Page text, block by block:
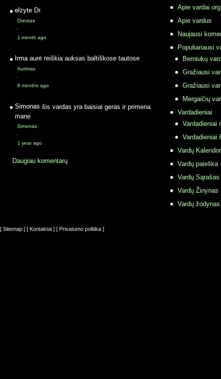
elzyte Dr.
Orestas
·
1 month ago
Irma aurė reiškia auksas baltiškose tautose
Aurimas
·
8 months ago
Simonas šis vardas yra baisiai geras ir primena
mane
Simonas
·
1 year ago
Daugiau komentarų
Apie vardai.org
Apie vardus
Naujausi
Populiariausi
Berniukų
Gražiausi
Gražiausi
Mergaičių
Vardadieniai
Vardadieniai
Vardadieniai
Vardų
Vardų paieška
Vardų Sąrašas
Vardų Žinynas
Vardų
[ Sitemap ] [ Kontaktai ] [ Privatumo politika ]